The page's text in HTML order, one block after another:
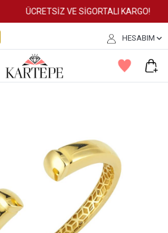
ÜCRETSİZ VE SİGORTALI KARGO!
HESABIM